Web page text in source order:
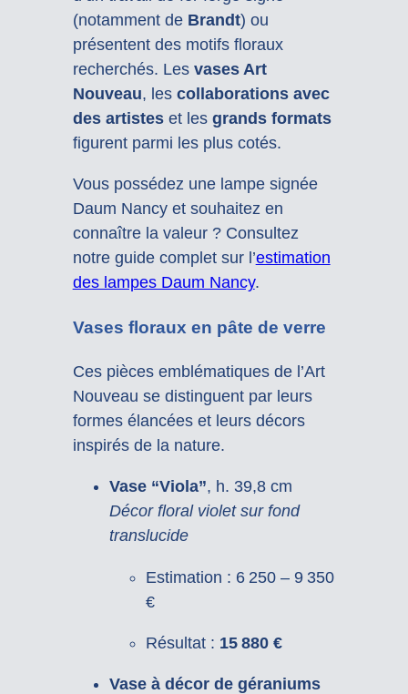
(notamment de Brandt) ou
présentent des motifs floraux
recherchés. Les vases Art
Nouveau, les collaborations avec
des artisteset les grands formats
figurent parmi les plus cotés.
Vous possédez une lampe signée
Daum Nancy et souhaitez en
connaître la valeur ? Consultez
notre guide complet sur l’estimation
des lampes Daum Nancy.
Vases floraux en pâte de verre
Ces pièces emblématiques de l’Art
Nouveau se distinguent par leurs
formes élancées et leurs décors
inspirés de la nature.
Vase “Viola”, h. 39,8 cm
Décor floral violet sur fond
translucide
Estimation : 6 250 – 9 350
€
Résultat : 15 880 €
Vase à décor de géraniums